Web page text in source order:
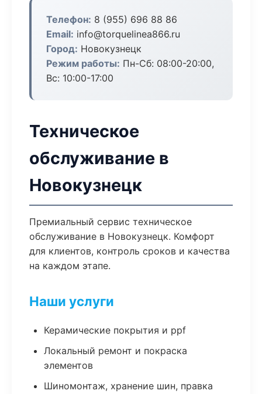
Телефон: 8 (955) 696 88 86
Email: info@torquelinea866.ru
Город: Новокузнецк
Режим работы: Пн-Сб: 08:00-20:00,
Вс: 10:00-17:00
Техническое
обслуживание в
Новокузнецк
Премиальный сервис техническое
обслуживание в Новокузнецк. Комфорт
для клиентов, контроль сроков и качества
на каждом этапе.
Наши услуги
Керамические покрытия и ppf
Локальный ремонт и покраска
элементов
Шиномонтаж, хранение шин, правка